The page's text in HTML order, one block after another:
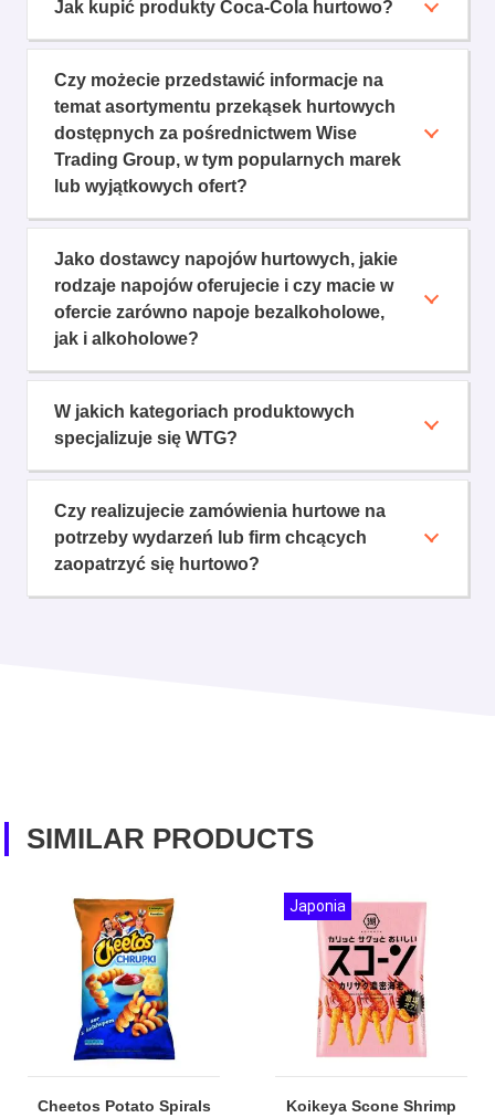
Jak kupić produkty Coca-Cola hurtowo?
Czy możecie przedstawić informacje na
temat asortymentu przekąsek hurtowych
dostępnych za pośrednictwem Wise
Trading Group, w tym popularnych marek
lub wyjątkowych ofert?
Jako dostawcy napojów hurtowych, jakie
rodzaje napojów oferujecie i czy macie w
ofercie zarówno napoje bezalkoholowe,
jak i alkoholowe?
W jakich kategoriach produktowych
specjalizuje się WTG?
Czy realizujecie zamówienia hurtowe na
potrzeby wydarzeń lub firm chcących
zaopatrzyć się hurtowo?
SIMILAR PRODUCTS
Cheetos Potato Spirals
Koikeya Scone Shrimp
Japonia